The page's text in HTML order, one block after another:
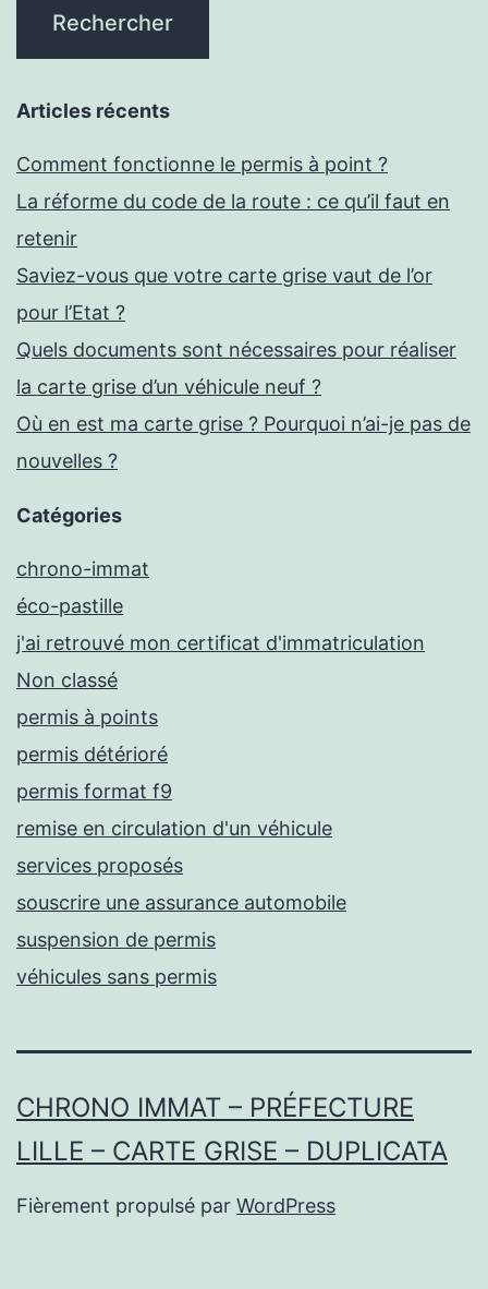
Articles récents
Comment fonctionne le permis à point ?
La réforme du code de la route : ce qu’il faut en
retenir
Saviez-vous que votre carte grise vaut de l’or
pour l’Etat ?
Quels documents sont nécessaires pour réaliser
la carte grise d’un véhicule neuf ?
Où en est ma carte grise ? Pourquoi n’ai-je pas de
nouvelles ?
Catégories
chrono-immat
éco-pastille
j'ai retrouvé mon certificat d'immatriculation
Non classé
permis à points
permis détérioré
permis format f9
remise en circulation d'un véhicule
services proposés
souscrire une assurance automobile
suspension de permis
véhicules sans permis
CHRONO IMMAT – PRÉFECTURE
LILLE – CARTE GRISE – DUPLICATA
Fièrement propulsé par WordPress